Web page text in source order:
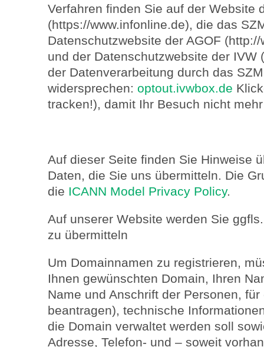
Verfahren finden Sie auf der Website
(https://www.infonline.de), die das
Datenschutzwebsite der AGOF
und der Datenschutzwebsite der IVW
der Datenverarbeitung durch das
widersprechen: optout.ivwbox.de
tracken!), damit Ihr Besuch nicht
Auf dieser Seite finden Sie Hinweise
Daten, die Sie uns übermitteln. Die
die ICANN Model Privacy Policy.
Auf unserer Website werden Sie
zu übermitteln
Um Domainnamen zu registrieren,
Ihnen gewünschten Domain, Ihren
Name und Anschrift der Personen,
beantragen), technische
die Domain verwaltet werden soll
Adresse, Telefon- und – soweit